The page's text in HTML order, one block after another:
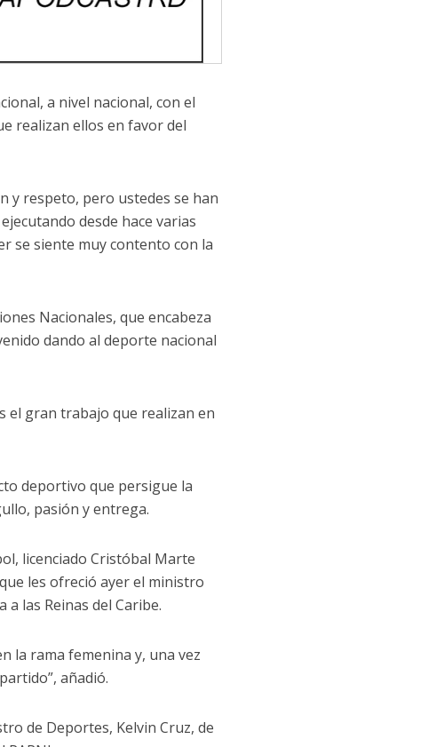
a nivel nacional, con el
realizan ellos en favor del
y respeto, pero ustedes se han
desde hace varias
se siente muy contento con la
Nacionales, que encabeza
dando al deporte nacional
el gran trabajo que realizan en
deportivo que persigue la
pasión y entrega.
licenciado Cristóbal Marte
les ofreció ayer el ministro
las Reinas del Caribe.
la rama femenina y, una vez
añadió.
de Deportes, Kelvin Cruz, de